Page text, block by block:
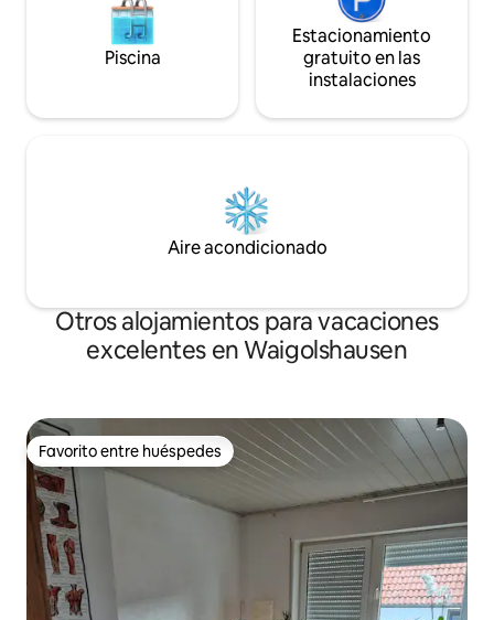
Piscina
Estacionamiento
gratuito en las
instalaciones
Aire acondicionado
Otros alojamientos para vacaciones
excelentes en Waigolshausen
Favorito entre huéspedes
Favorito entre huéspedes